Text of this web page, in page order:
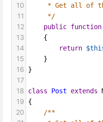
10 * Get all of the
11 */
12 public function
13
    {
14 return
15
    }
16 }
17
18
class Post extends
19 {
20 /**